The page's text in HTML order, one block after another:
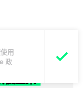
用
政
Store 下